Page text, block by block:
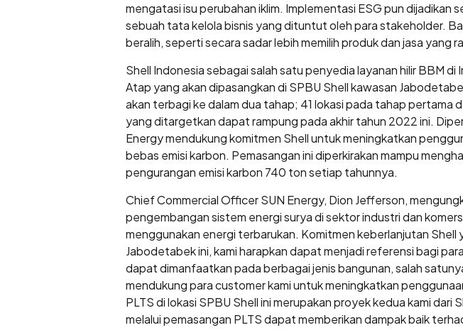
mengatasi isu perubahan iklim. Implementasi ESG pun
sebuah tata kelola bisnis yang dituntut oleh para stakeholder.
beralih, seperti secara sadar lebih memilih produk dan jasa yang
Shell Indonesia sebagai salah satu penyedia layanan hilir BBM
Atap yang akan dipasangkan di SPBU Shell kawasan
akan terbagi ke dalam dua tahap; 41 lokasi pada tahap pertama
yang ditargetkan dapat rampung pada akhir tahun 2022 ini.
Energy mendukung komitmen Shell untuk meningkatkan
bebas emisi karbon. Pemasangan ini diperkirakan mampu
pengurangan emisi karbon 740 ton setiap tahunnya.
Chief Commercial Officer SUN Energy, Dion Jefferson,
pengembangan sistem energi surya di sektor industri dan
menggunakan energi terbarukan. Komitmen keberlanjutan Shell
Jabodetabek ini, kami harapkan dapat menjadi referensi bagi
dapat dimanfaatkan pada berbagai jenis bangunan, salah
mendukung para customer kami untuk meningkatkan
PLTS di lokasi SPBU Shell ini merupakan proyek kedua kami
melalui pemasangan PLTS dapat memberikan dampak baik